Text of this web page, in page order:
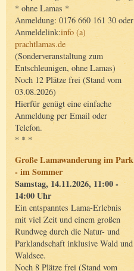
* ohne Lamas *
Anmeldung: 0176 660 161 30 oder
Anmeldelink:info (a)
prachtlamas.de
(Sonderveranstaltung zum
Entschleunigen, ohne Lamas)
Noch 12 Plätze frei (Stand vom
03.08.2026)
Hierfür genügt eine einfache
Anmeldung per Email oder
Telefon.
* * *
Große Lamawanderung im Park
- im Sommer
Samstag, 14.11.2026, 11:00 -
14:00 Uhr
Ein entspanntes Lama-Erlebnis
mit viel Zeit und einem großen
Rundweg durch die Natur- und
Parklandschaft inklusive Wald und
Waldsee.
Noch 8 Plätze frei (Stand vom